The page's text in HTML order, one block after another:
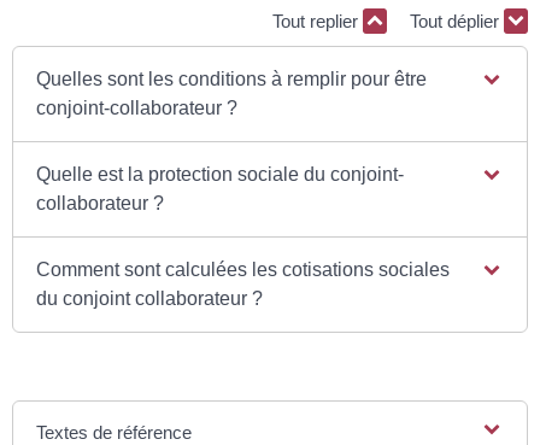
Tout replier Tout déplier
Quelles sont les conditions à remplir pour être
conjoint-collaborateur ?
Quelle est la protection sociale du conjoint-
collaborateur ?
Comment sont calculées les cotisations sociales
du conjoint collaborateur ?
Textes de référence